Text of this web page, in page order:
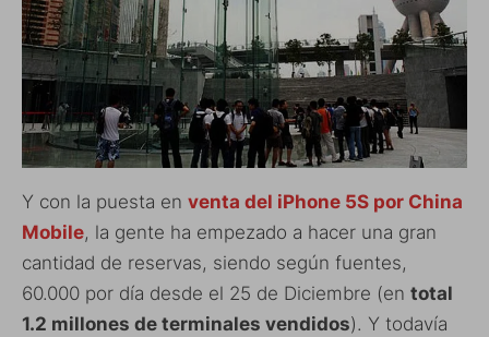
Y con la puesta en venta del iPhone 5S por China
Mobile, la gente ha empezado a hacer una gran
cantidad de reservas, siendo según fuentes,
60.000 por día desde el 25 de Diciembre (en total
1.2 millones de terminales vendidos). Y todavía